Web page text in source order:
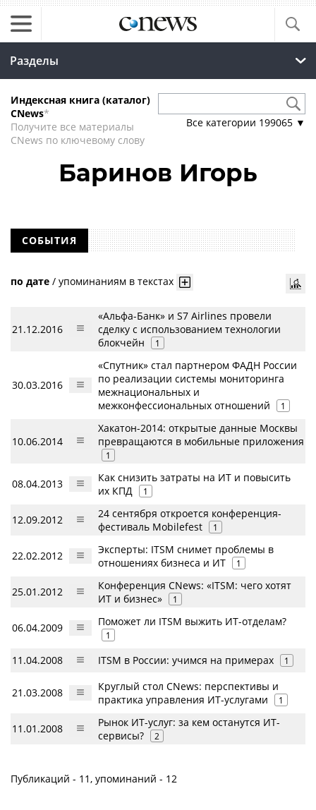
Разделы
Индексная книга (каталог)
CNews*
Получите все материалы
CNews по ключевому слову
Все категории 199065 ▼
Баринов Игорь
СОБЫТИЯ
по дате / упоминаниям в текстах
21.12.2016
«Альфа-Банк» и S7 Airlines провели
сделку с использованием технологии
блокчейн
1
30.03.2016
«Спутник» стал партнером ФАДН России
по реализации системы мониторинга
межнациональных и
межконфессиональных отношений
1
10.06.2014
Хакатон-2014: открытые данные Москвы
превращаются в мобильные приложения
1
08.04.2013
Как снизить затраты на ИТ и повысить
их КПД
1
12.09.2012
24 сентября откроется конференция-
фестиваль Mobilefest
1
22.02.2012
Эксперты: ITSM снимет проблемы в
отношениях бизнеса и ИТ
1
25.01.2012
Конференция CNews: «ITSM: чего хотят
ИТ и бизнес»
1
06.04.2009 Поможет ли ITSM выжить ИТ-отделам?
1
11.04.2008 ITSM в России: учимся на примерах 1
21.03.2008
Круглый стол CNews: перспективы и
практика управления ИТ-услугами
1
11.01.2008
Рынок ИТ-услуг: за кем останутся ИТ-
сервисы?
2
Публикаций - 11, упоминаний - 12